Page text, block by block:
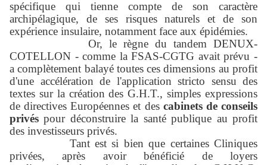
spécifique qui tienne compte de son caractère
archipélagique, de ses risques naturels et de son
expérience insulaire, notamment face aux épidémies.
Or, le règne du tandem DENUX-
COTELLON - comme la FSAS-CGTG avait prévu -
a complètement balayé toutes ces dimensions au profit
d'une accélération de l'application stricto sensu des
textes sur la création des G.H.T., simples expressions
de directives Européennes et des cabinets de conseils
privés pour déconstruire la santé publique au profit
des investisseurs privés.
Tant est si bien que certaines Cliniques
privées, après avoir bénéficié de loyers